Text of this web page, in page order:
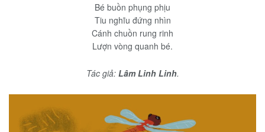
Bé buồn phụng phịu
Tiu nghĩu đứng nhìn
Cánh chuồn rung rinh
Lượn vòng quanh bé.
Tác giả: Lâm Linh Linh.